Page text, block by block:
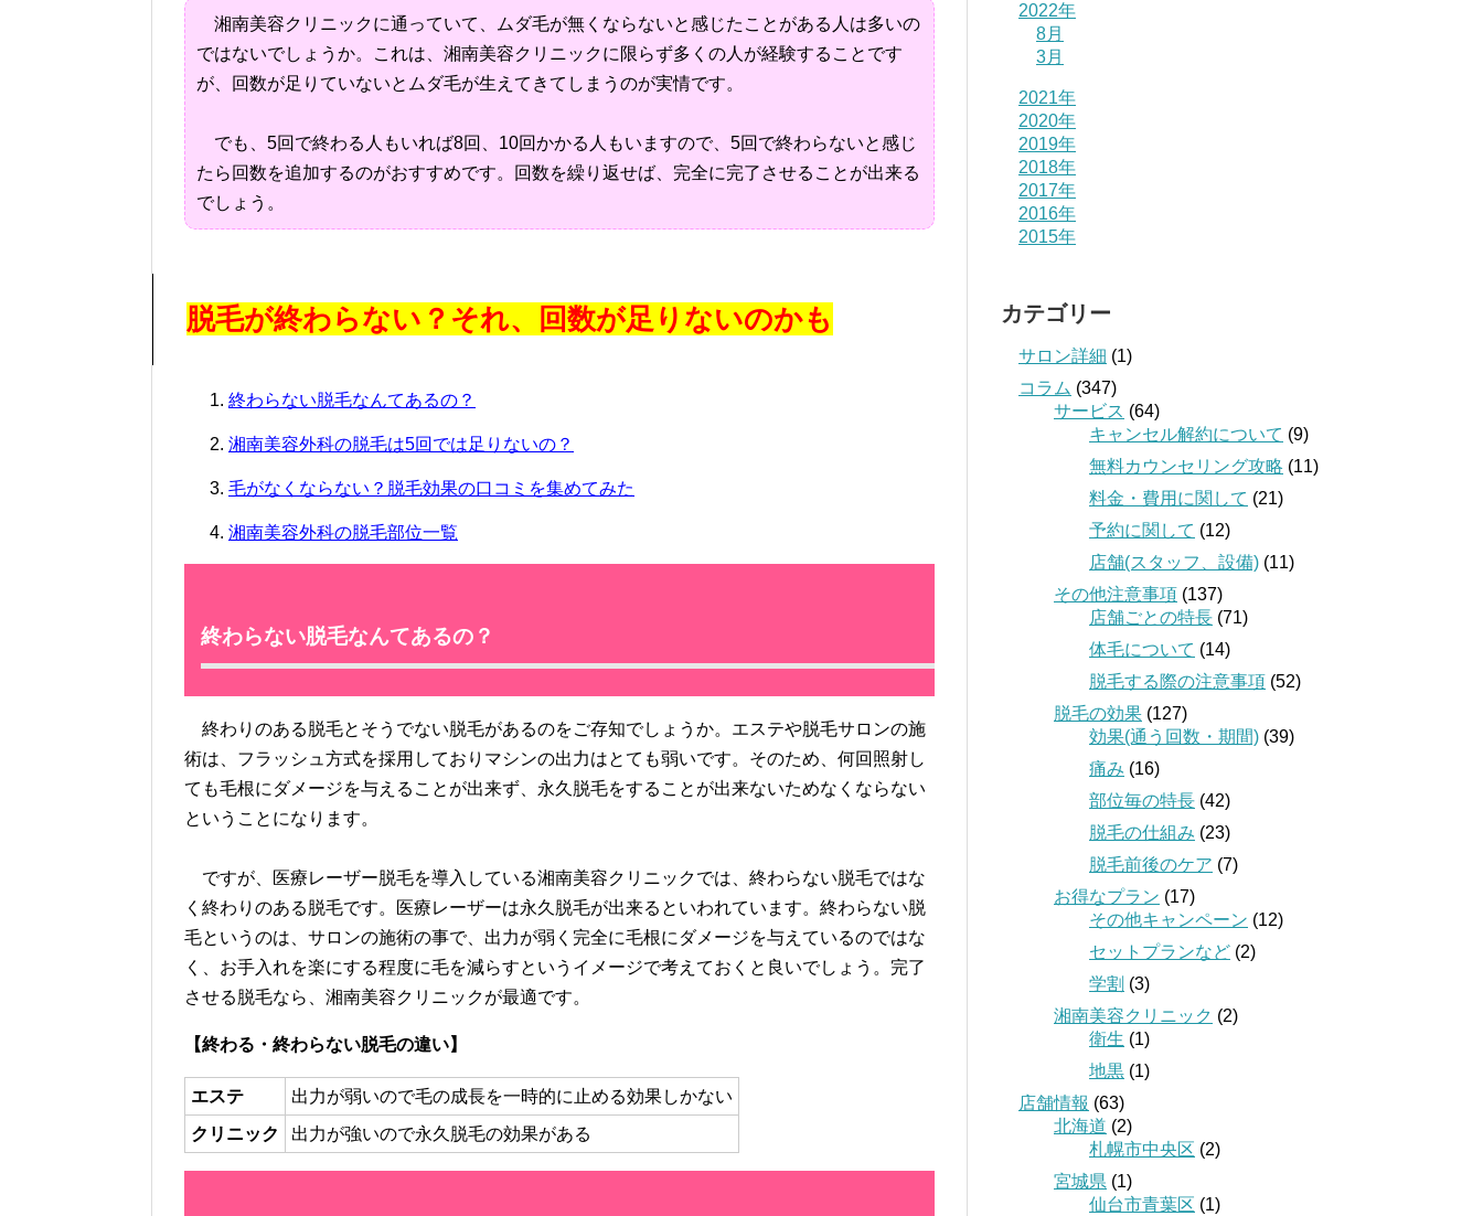
湘南美容クリニックに通っていて、ムダ毛が無くならないと感じたことがある人は多いの
ではないでしょうか。これは、湘南美容クリニックに限らず多くの人が経験することです
が、回数が足りていないとムダ毛が生えてきてしまうのが実情です。
でも、5回で終わる人もいれば8回、10回かかる人もいますので、5回で終わらないと感じ
たら回数を追加するのがおすすめです。回数を繰り返せば、完全に完了させることが出来る
でしょう。
脱毛が終わらない？それ、回数が足りないのかも
終わらない脱毛なんてあるの？
湘南美容外科の脱毛は5回では足りないの？
毛がなくならない？脱毛効果の口コミを集めてみた
湘南美容外科の脱毛部位一覧
終わらない脱毛なんてあるの？
終わりのある脱毛とそうでない脱毛があるのをご存知でしょうか。エステや脱毛サロンの施
術は、フラッシュ方式を採用しておりマシンの出力はとても弱いです。そのため、何回照射し
ても毛根にダメージを与えることが出来ず、永久脱毛をすることが出来ないためなくならない
ということになります。
ですが、医療レーザー脱毛を導入している湘南美容クリニックでは、終わらない脱毛ではな
く終わりのある脱毛です。医療レーザーは永久脱毛が出来るといわれています。終わらない脱
毛というのは、サロンの施術の事で、出力が弱く完全に毛根にダメージを与えているのではな
く、お手入れを楽にする程度に毛を減らすというイメージで考えておくと良いでしょう。完了
させる脱毛なら、湘南美容クリニックが最適です。
【終わる・終わらない脱毛の違い】
エステ
出力が弱いので毛の成長を一時的に止める効果しかない
クリニック
出力が強いので永久脱毛の効果がある
2022年
8月
3月
2021年
2020年
2019年
2018年
2017年
2016年
2015年
カテゴリー
サロン詳細 (1)
コラム (347)
サービス (64)
キャンセル解約について (9)
無料カウンセリング攻略 (11)
料金・費用に関して (21)
予約に関して (12)
店舗(スタッフ、設備) (11)
その他注意事項 (137)
店舗ごとの特長 (71)
体毛について (14)
脱毛する際の注意事項 (52)
脱毛の効果 (127)
効果(通う回数・期間) (39)
痛み (16)
部位毎の特長 (42)
脱毛の仕組み (23)
脱毛前後のケア (7)
お得なプラン (17)
その他キャンペーン (12)
セットプランなど (2)
学割 (3)
湘南美容クリニック (2)
衛生 (1)
地黒 (1)
店舗情報 (63)
北海道 (2)
札幌市中央区 (2)
宮城県 (1)
仙台市青葉区 (1)